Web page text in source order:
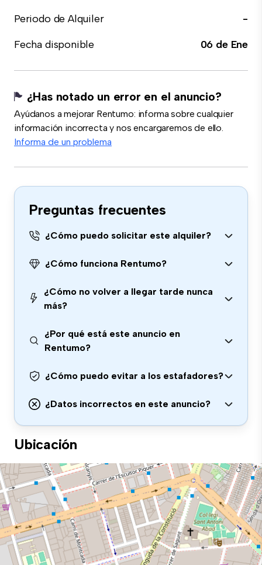
Periodo de Alquiler
-
Fecha disponible
06 de Ene
¿Has notado un error en el anuncio?
Ayúdanos a mejorar Rentumo: informa sobre cualquier
información incorrecta y nos encargaremos de ello.
Informa de un problema
Preguntas frecuentes
¿Cómo puedo solicitar este alquiler?
¿Cómo funciona Rentumo?
¿Cómo no volver a llegar tarde nunca
más?
¿Por qué está este anuncio en
Rentumo?
¿Cómo puedo evitar a los estafadores?
¿Datos incorrectos en este anuncio?
Ubicación